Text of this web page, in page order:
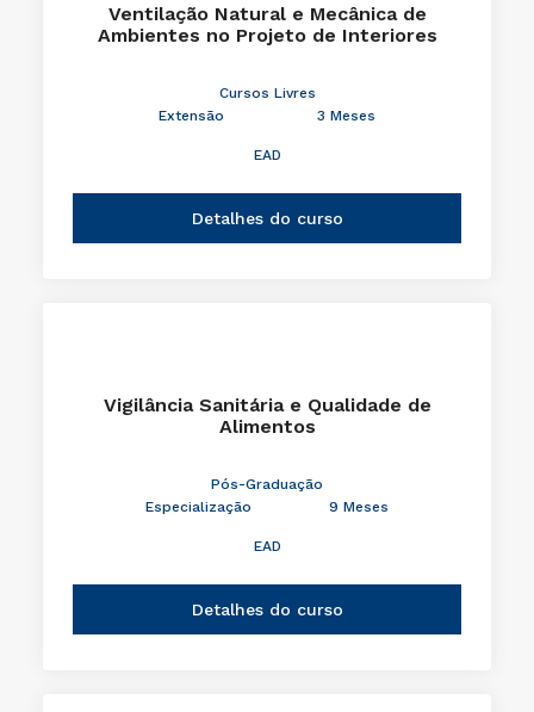
Ventilação Natural e Mecânica de
Ambientes no Projeto de Interiores
Cursos Livres
Extensão
3 Meses
EAD
Detalhes do curso
Vigilância Sanitária e Qualidade de
Alimentos
Pós-Graduação
Especialização
9 Meses
EAD
Detalhes do curso